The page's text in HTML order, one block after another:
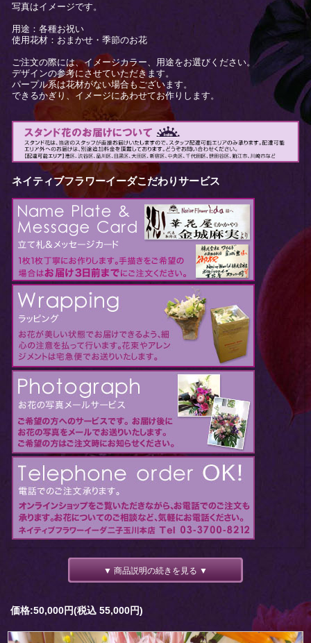
写真はイメージです。
用途：各種お祝い
使用花材：おまかせ・季節のお花
ご注文の際には、イメージカラー、用途をお選びください。
デザインの参考にさせていただきます。
パープル系は花材がない場合もございます。
できるかぎり、イメージにあわせてお作りします。
ネイティブフラワーイーダこだわりサービス
▼ 商品説明の続きを見る ▼
価格:50,000円(税込 55,000円)